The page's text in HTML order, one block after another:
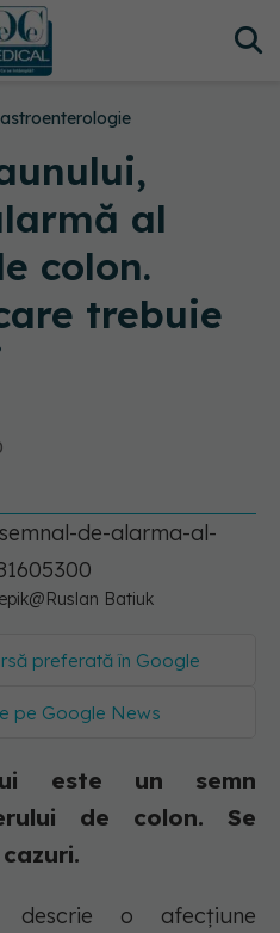
al
colon.
trebuie
Batiuk
preferată în Google
pe Google News
este un semn
de colon. Se
descrie o afecțiune